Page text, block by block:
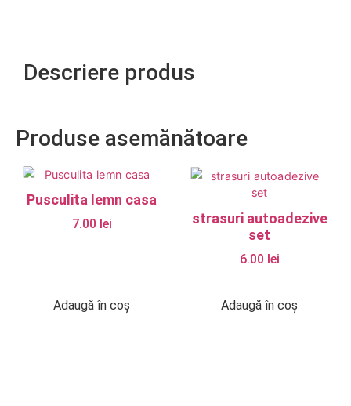
Descriere produs
Produse asemănătoare
Pusculita lemn casa
7.00 lei
Adaugă în coș
strasuri autoadezive
set
6.00 lei
Adaugă în coș